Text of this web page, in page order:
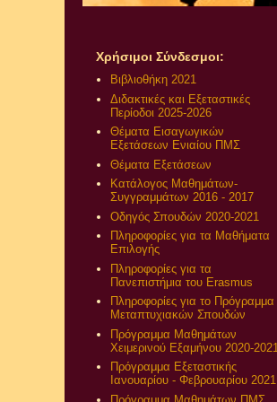
Χρήσιμοι Σύνδεσμοι:
Βιβλιοθήκη 2021
Διδακτικές και Εξεταστικές
Περίοδοι 2025-2026
Θέματα Εισαγωγικών
Εξετάσεων Ενιαίου ΠΜΣ
Θέματα Εξετάσεων
Κατάλογος Μαθημάτων-
Συγγραμμάτων 2016 - 2017
Οδηγός Σπουδών 2020-2021
Πληροφορίες για τα Μαθήματα
Επιλογής
Πληροφορίες για τα
Πανεπιστήμια του Erasmus
Πληροφορίες για το Πρόγραμμα
Μεταπτυχιακών Σπουδών
Πρόγραμμα Μαθημάτων
Χειμερινού Εξαμήνου 2020-2021
Πρόγραμμα Εξεταστικής
Ιανουαρίου - Φεβρουαρίου 2021